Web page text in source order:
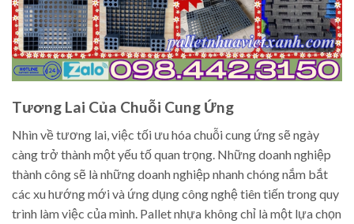
Tương Lai Của Chuỗi Cung Ứng
Nhìn về tương lai, việc tối ưu hóa chuỗi cung ứng sẽ ngày
càng trở thành một yếu tố quan trọng. Những doanh nghiệp
thành công sẽ là những doanh nghiệp nhanh chóng nắm bắt
các xu hướng mới và ứng dụng công nghệ tiên tiến trong quy
trình làm việc của mình. Pallet nhựa không chỉ là một lựa chọn